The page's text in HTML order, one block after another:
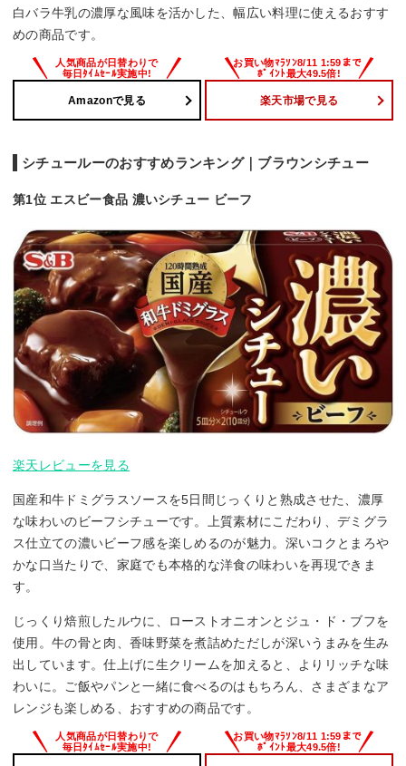
白バラ牛乳の濃厚な風味を活かした、幅広い料理に使えるおすす
めの商品です。
Amazonで見る 楽天市場で見る
シチュールーのおすすめランキング｜ブラウンシチュー
第1位 エスビー食品 濃いシチュー ビーフ
楽天レビューを見る
国産和牛ドミグラスソースを5日間じっくりと熟成させた、濃厚
な味わいのビーフシチューです。上質素材にこだわり、デミグラ
ス仕立ての濃いビーフ感を楽しめるのが魅力。深いコクとまろや
かな口当たりで、家庭でも本格的な洋食の味わいを再現できま
す。
じっくり焙煎したルウに、ローストオニオンとジュ・ド・ブフを
使用。牛の骨と肉、香味野菜を煮詰めただしが深いうまみを生み
出しています。仕上げに生クリームを加えると、よりリッチな味
わいに。ご飯やパンと一緒に食べるのはもちろん、さまざまなア
レンジも楽しめる、おすすめの商品です。